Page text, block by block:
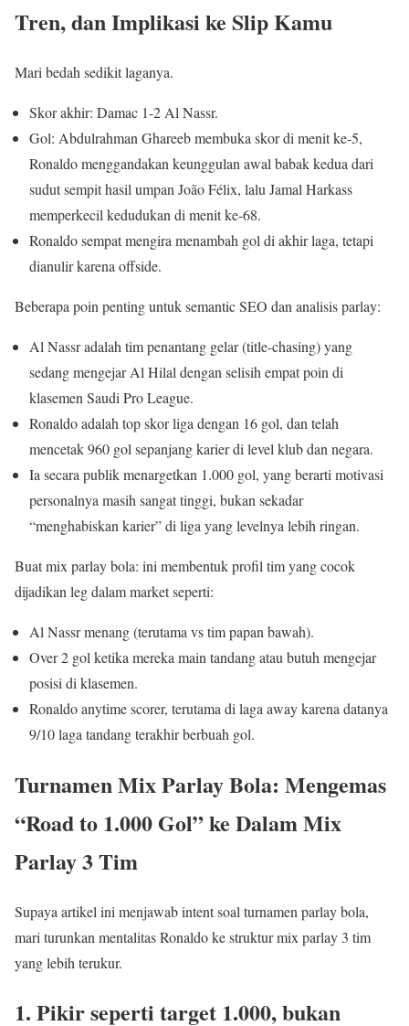
Tren, dan Implikasi ke Slip Kamu
Mari bedah sedikit laganya.
Skor akhir: Damac 1-2 Al Nassr.
Gol: Abdulrahman Ghareeb membuka skor di menit ke‑5,
Ronaldo menggandakan keunggulan awal babak kedua dari
sudut sempit hasil umpan João Félix, lalu Jamal Harkass
memperkecil kedudukan di menit ke‑68.
Ronaldo sempat mengira menambah gol di akhir laga, tetapi
dianulir karena offside.
Beberapa poin penting untuk semantic SEO dan analisis parlay:
Al Nassr adalah tim penantang gelar (title-chasing) yang
sedang mengejar Al Hilal dengan selisih empat poin di
klasemen Saudi Pro League.
Ronaldo adalah top skor liga dengan 16 gol, dan telah
mencetak 960 gol sepanjang karier di level klub dan negara.
Ia secara publik menargetkan 1.000 gol, yang berarti motivasi
personalnya masih sangat tinggi, bukan sekadar
“menghabiskan karier” di liga yang levelnya lebih ringan.
Buat mix parlay bola: ini membentuk profil tim yang cocok
dijadikan leg dalam market seperti:
Al Nassr menang (terutama vs tim papan bawah).
Over 2 gol ketika mereka main tandang atau butuh mengejar
posisi di klasemen.
Ronaldo anytime scorer, terutama di laga away karena datanya
9/10 laga tandang terakhir berbuah gol.
Turnamen Mix Parlay Bola: Mengemas
“Road to 1.000 Gol” ke Dalam Mix
Parlay 3 Tim
Supaya artikel ini menjawab intent soal turnamen parlay bola,
mari turunkan mentalitas Ronaldo ke struktur mix parlay 3 tim
yang lebih terukur.
1. Pikir seperti target 1.000, bukan